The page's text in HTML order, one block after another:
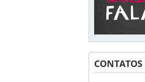
CONTATOS